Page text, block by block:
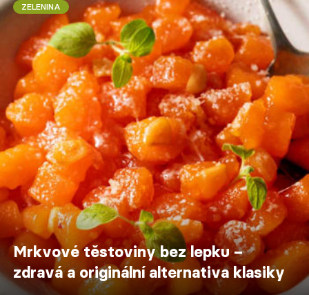
ZELENINA
Mrkvové těstoviny bez lepku –
zdravá a originální alternativa klasiky